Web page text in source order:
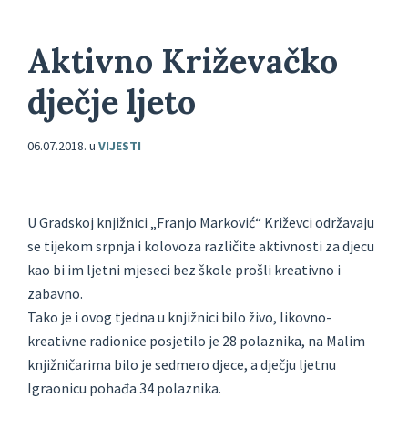
Aktivno Križevačko
dječje ljeto
06.07.2018. u VIJESTI
U Gradskoj knjižnici „Franjo Marković“ Križevci održavaju
se tijekom srpnja i kolovoza različite aktivnosti za djecu
kao bi im ljetni mjeseci bez škole prošli kreativno i
zabavno.
Tako je i ovog tjedna u knjižnici bilo živo, likovno-
kreativne radionice posjetilo je 28 polaznika, na Malim
knjižničarima bilo je sedmero djece, a dječju ljetnu
Igraonicu pohađa 34 polaznika.